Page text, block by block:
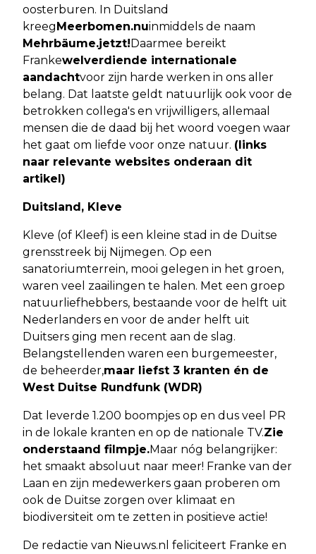
oosterburen. In Duitsland
kreegMeerbomen.nuinmiddels de naam
Mehrbäume.jetzt!Daarmee bereikt
Frankewelverdiende internationale
aandachtvoor zijn harde werken in ons aller
belang. Dat laatste geldt natuurlijk ook voor de
betrokken collega's en vrijwilligers, allemaal
mensen die de daad bij het woord voegen waar
het gaat om liefde voor onze natuur. (links
naar relevante websites onderaan dit
artikel)
Duitsland, Kleve
Kleve (of Kleef) is een kleine stad in de Duitse
grensstreek bij Nijmegen. Op een
sanatoriumterrein, mooi gelegen in het groen,
waren veel zaailingen te halen. Met een groep
natuurliefhebbers, bestaande voor de helft uit
Nederlanders en voor de ander helft uit
Duitsers ging men recent aan de slag.
Belangstellenden waren een burgemeester,
de beheerder,maar liefst 3 kranten én de
West Duitse Rundfunk (WDR)
Dat leverde 1.200 boompjes op en dus veel PR
in de lokale kranten en op de nationale TV.Zie
onderstaand filmpje.Maar nóg belangrijker:
het smaakt absoluut naar meer! Franke van der
Laan en zijn medewerkers gaan proberen om
ook de Duitse zorgen over klimaat en
biodiversiteit om te zetten in positieve actie!
De redactie van Nieuws.nl feliciteert Franke en